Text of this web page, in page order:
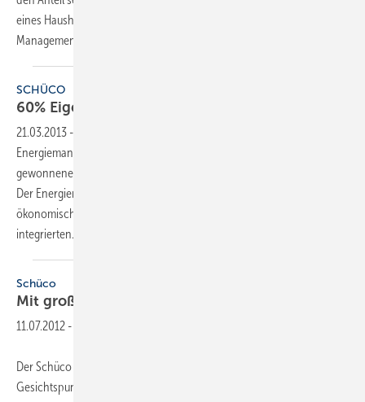
eines Haushaltes maximiert. Dazu wird das Energie-
Managementsystem die Energieproduktion
SCHÜCO
60% Eigenverbrauch mit
21.03.2013 -
Energiemanager einen Speicher auf Lithium-Ionen-Basis für selbst
gewonnenen Strom aus eigenen Photovoltaikmodulen vorgestellt.
Der Energiemanager mit intelligenter Regelung entscheidet nach
ökonomischen Gesichtspunkten, ob der Strom über den
integrierten...
Schüco
Mit großen Speichern 80 %
11.07.2012 -
Der Schüco Energiemanager entscheidet nach ökonomischen
Gesichtspunkten, ob der Strom über den integrierten Wechselrichter